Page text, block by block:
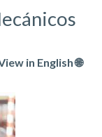
in English 🌐